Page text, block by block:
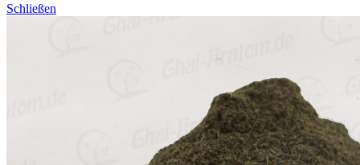
Schließen